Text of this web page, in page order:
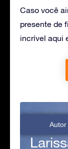
Caso você
presente de
incrível aqui
Autor